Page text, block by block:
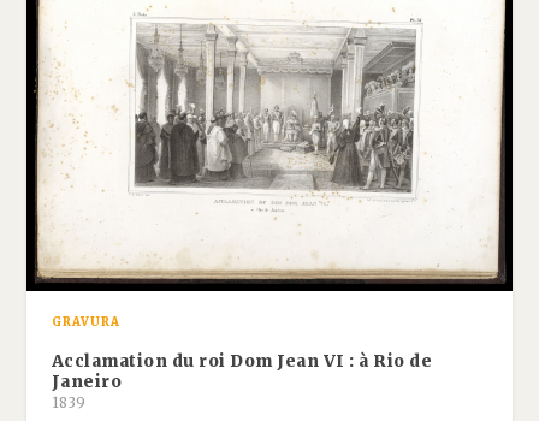
GRAVURA
Acclamation du roi Dom Jean VI : à Rio de
Janeiro
1839